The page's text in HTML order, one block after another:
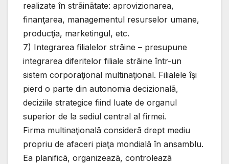
realizate în strãinãtate: aprovizionarea,
finanţarea, managementul resurselor umane,
producţia, marketingul, etc.
7) Integrarea filialelor strãine – presupune
integrarea diferitelor filiale strãine într-un
sistem corporaţional multinaţional. Filialele îşi
pierd o parte din autonomia decizionalã,
deciziile strategice fiind luate de organul
superior de la sediul central al firmei.
Firma multinaţionalã considerã drept mediu
propriu de afaceri piaţa mondialã în ansamblu.
Ea planificã, organizeazã, controleazã